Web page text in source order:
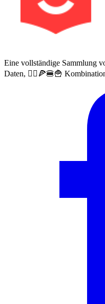
Eine vollständige Sammlung
Daten, 🙅‍♀️🍕🍔🍟